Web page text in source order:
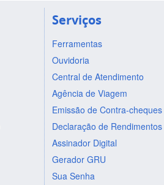
Serviços
Ferramentas
Ouvidoria
Central de Atendimento
Agência de Viagem
Emissão de Contra-cheques
Declaração de Rendimentos
Assinador Digital
Gerador GRU
Sua Senha